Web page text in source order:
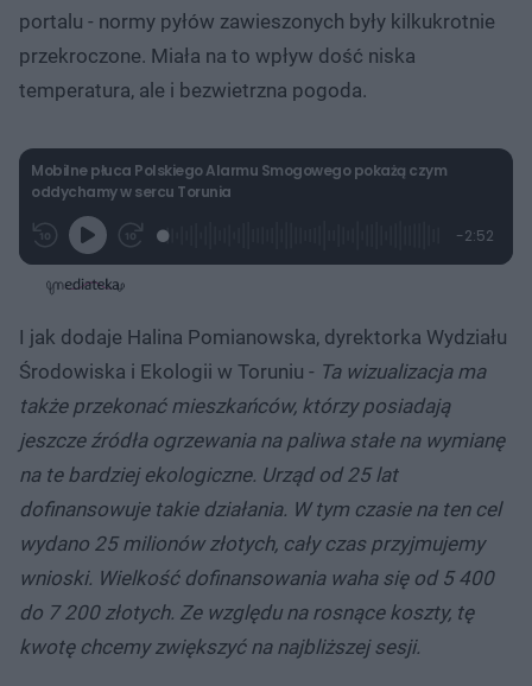
portalu - normy pyłów zawieszonych były kilkukrotnie
przekroczone. Miała na to wpływ dość niska
temperatura, ale i bezwietrzna pogoda.
Mobilne płuca Polskiego Alarmu Smogowego pokażą czym
oddychamy w sercu Torunia
G
j
P
z
e
w
1
s
o
u
u
z
ń
1
0
s
o
r
o
u
a
8
.
6
%
P
o
y
c
a
s
-2:52
I jak dodaje Halina Pomianowska, dyrektorka Wydziału
Środowiska i Ekologii w Toruniu - Ta wizualizacja ma
także przekonać mieszkańców, którzy posiadają
jeszcze źródła ogrzewania na paliwa stałe na wymianę
na te bardziej ekologiczne. Urząd od 25 lat
dofinansowuje takie działania. W tym czasie na ten cel
wydano 25 milionów złotych, cały czas przyjmujemy
wnioski. Wielkość dofinansowania waha się od 5 400
do 7 200 złotych. Ze względu na rosnące koszty, tę
kwotę chcemy zwiększyć na najbliższej sesji.